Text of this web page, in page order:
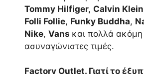
Tommy Hilfiger, Calvin Klein
Folli Follie, Funky Buddha,
Nike, Vans και πολλά
ασυναγώνιστες τιμές.
Factory Outlet. Γιατί το